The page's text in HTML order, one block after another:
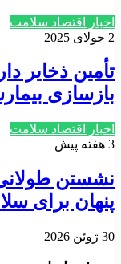
اخبار اقتصاد سلامت
2 جولای 2025
بازسازی
اخبار اقتصاد سلامت
3 هفته پیش
نشستن
پنهان برای
30 ژوئن 2026